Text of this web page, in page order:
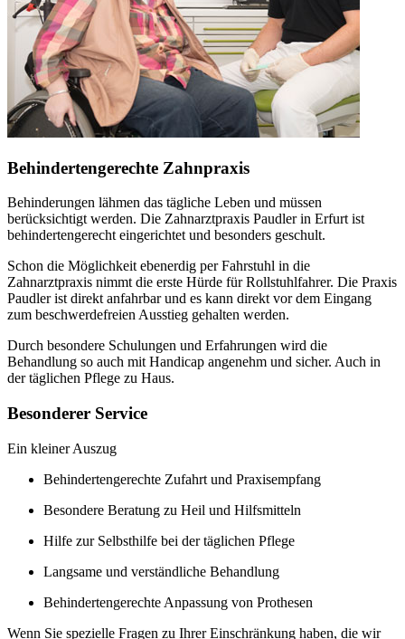
Behindertengerechte Zahnpraxis
Behinderungen lähmen das tägliche Leben und müssen
berücksichtigt werden. Die Zahnarztpraxis Paudler in Erfurt ist
behindertengerecht eingerichtet und besonders geschult.
Schon die Möglichkeit ebenerdig per Fahrstuhl in die
Zahnarztpraxis nimmt die erste Hürde für Rollstuhlfahrer. Die Praxis
Paudler ist direkt anfahrbar und es kann direkt vor dem Eingang
zum beschwerdefreien Ausstieg gehalten werden.
Durch besondere Schulungen und Erfahrungen wird die
Behandlung so auch mit Handicap angenehm und sicher. Auch in
der täglichen Pflege zu Haus.
Besonderer Service
Ein kleiner Auszug
Behindertengerechte Zufahrt und Praxisempfang
Besondere Beratung zu Heil und Hilfsmitteln
Hilfe zur Selbsthilfe bei der täglichen Pflege
Langsame und verständliche Behandlung
Behindertengerechte Anpassung von Prothesen
Wenn Sie spezielle Fragen zu Ihrer Einschränkung haben, die wir